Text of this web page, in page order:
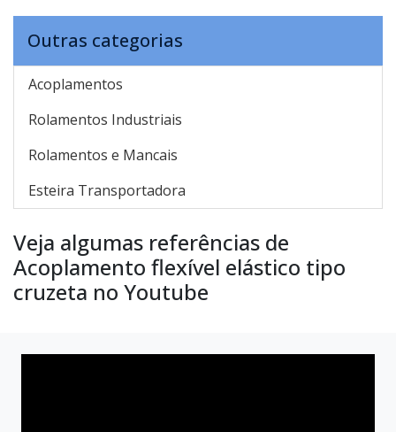
Outras categorias
Acoplamentos
Rolamentos Industriais
Rolamentos e Mancais
Esteira Transportadora
Veja algumas referências de
Acoplamento flexível elástico tipo
cruzeta no Youtube